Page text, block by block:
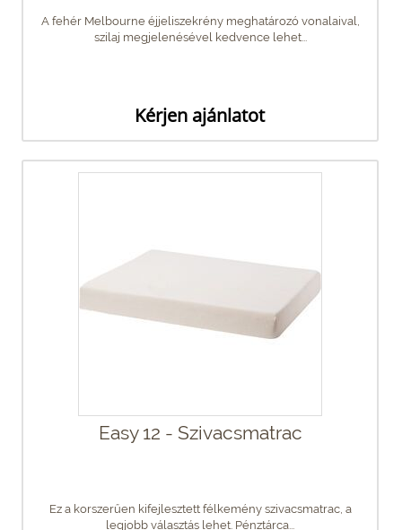
A fehér Melbourne éjjeliszekrény meghatározó vonalaival,
szilaj megjelenésével kedvence lehet...
Kérjen ajánlatot
Easy 12 - Szivacsmatrac
Ez a korszerűen kifejlesztett félkemény szivacsmatrac, a
legjobb választás lehet. Pénztárca...